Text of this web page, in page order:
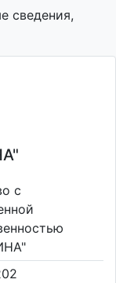
сведения,
с